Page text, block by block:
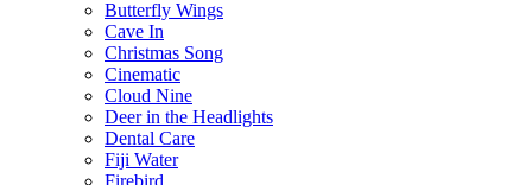
Butterfly Wings
Cave In
Christmas Song
Cinematic
Cloud Nine
Deer in the Headlights
Dental Care
Fiji Water
Firebird